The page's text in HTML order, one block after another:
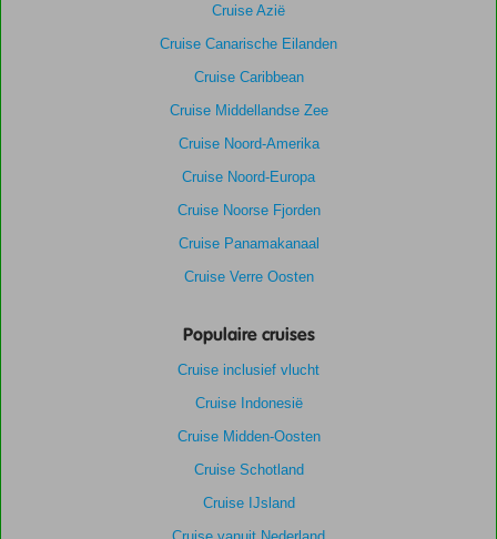
Cruise Azië
Cruise Canarische Eilanden
Cruise Caribbean
Cruise Middellandse Zee
Cruise Noord-Amerika
Cruise Noord-Europa
Cruise Noorse Fjorden
Cruise Panamakanaal
Cruise Verre Oosten
Populaire cruises
Cruise inclusief vlucht
Cruise Indonesië
Cruise Midden-Oosten
Cruise Schotland
Cruise IJsland
Cruise vanuit Nederland